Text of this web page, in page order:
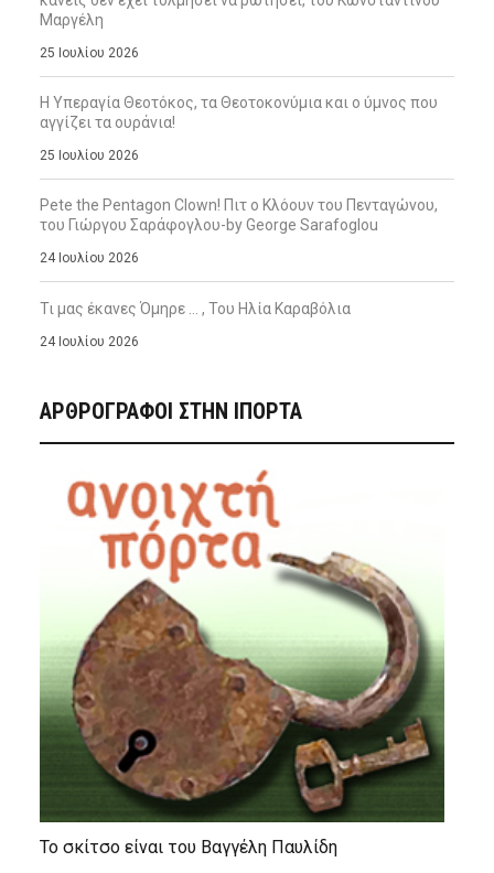
Μαργέλη
25 Ιουλίου 2026
Η Υπεραγία Θεοτόκος, τα Θεοτοκονύμια και ο ύμνος που
αγγίζει τα ουράνια!
25 Ιουλίου 2026
Pete the Pentagon Clown! Πιτ ο Κλόουν του Πενταγώνου,
του Γιώργου Σαράφογλου-by George Sarafoglou
24 Ιουλίου 2026
Τι μας έκανες Όμηρε … , Του Ηλία Καραβόλια
24 Ιουλίου 2026
ΑΡΘΡΟΓΡΑΦΟΙ ΣΤΗΝ IΠΟΡΤΑ
Το σκίτσο είναι του Βαγγέλη Παυλίδη